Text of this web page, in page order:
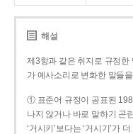
해설
제3항과 같은 취지로 규정한
가 예사소리로 변화한 말들
① 표준어 규정이 공표된
나지 않거나 바로 말하기 곤
‘거시키’보다는 ‘거시기’가